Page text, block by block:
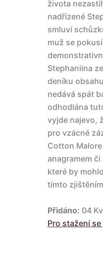
života
nadřízené
smluví
muž se
Stephaniina
deníku
nedává spát
odhodlána
vyjde najevo,
pro vzácné
Cotton
anagramem
které by
tímto
Přidáno: 04
Pro stažení